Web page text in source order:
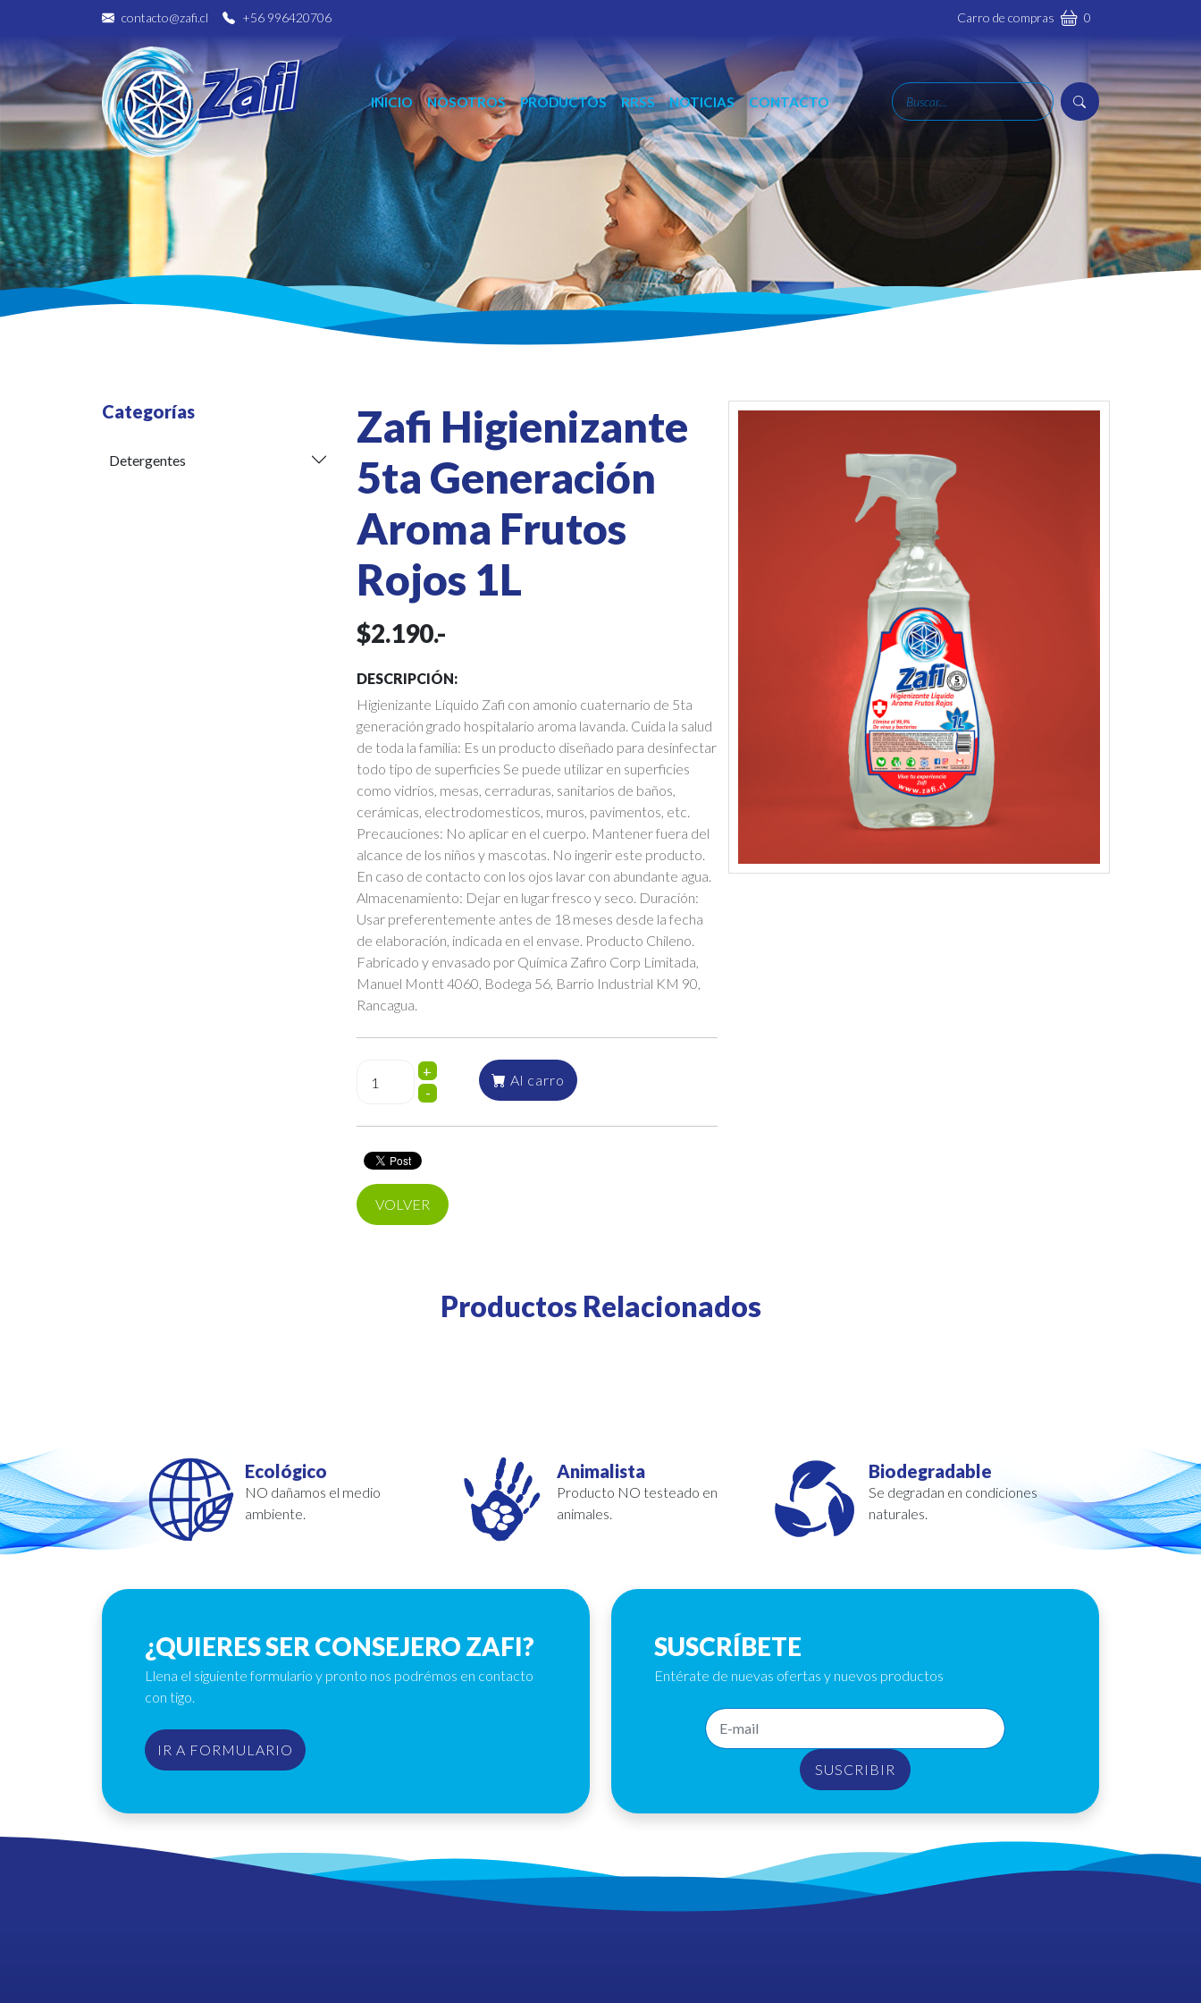
contacto@zafi.cl +56 996420706 Carro de compras 0
INICIO NOSOTROS PRODUCTOS RRSS NOTICIAS CONTACTO
Categorías
Detergentes
Zafi Higienizante
5ta Generación
Aroma Frutos
Rojos 1L
$2.190.-
DESCRIPCIÓN:
Higienizante Líquido Zafi con amonio cuaternario de 5ta
generación grado hospitalario aroma lavanda. Cuida la salud
de toda la familia: Es un producto diseñado para desinfectar
todo tipo de superficies Se puede utilizar en superficies
como vidrios, mesas, cerraduras, sanitarios de baños,
cerámicas, electrodomesticos, muros, pavimentos, etc.
Precauciones: No aplicar en el cuerpo. Mantener fuera del
alcance de los niños y mascotas. No ingerir este producto.
En caso de contacto con los ojos lavar con abundante agua.
Almacenamiento: Dejar en lugar fresco y seco. Duración:
Usar preferentemente antes de 18 meses desde la fecha
de elaboración, indicada en el envase. Producto Chileno.
Fabricado y envasado por Química Zafiro Corp Limitada,
Manuel Montt 4060, Bodega 56, Barrio Industrial KM 90,
Rancagua.
+
-
Al carro
VOLVER
Productos Relacionados
Ecológico
NO dañamos el medio
ambiente.
Animalista
Producto NO testeado en
animales.
Biodegradable
Se degradan en condiciones
naturales.
¿QUIERES SER CONSEJERO ZAFI?
Llena el siguiente formulario y pronto nos podrémos en contacto
con tigo.
IR A FORMULARIO
SUSCRÍBETE
Entérate de nuevas ofertas y nuevos productos